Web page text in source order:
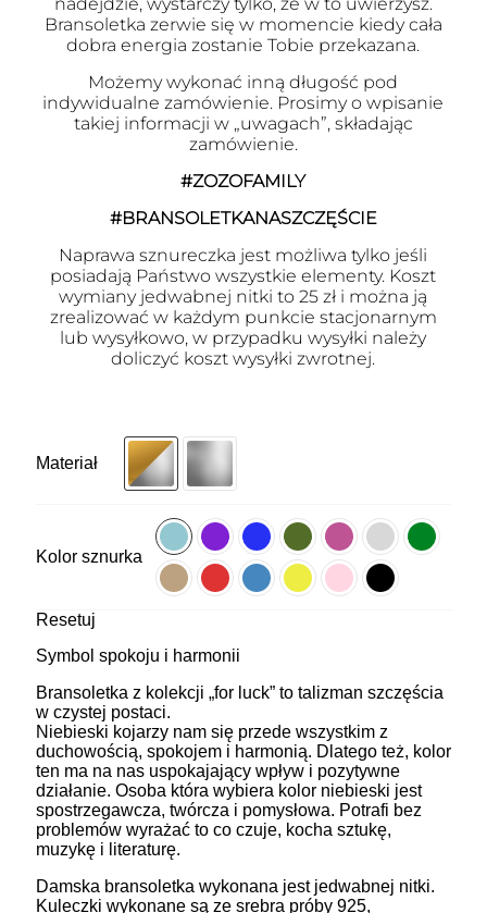
Bransoletka zerwie się w momencie kiedy cała
dobra energia zostanie Tobie przekazana.
Możemy wykonać inną długość pod
indywidualne zamówienie. Prosimy o wpisanie
takiej informacji w „uwagach”, składając
zamówienie.
#ZOZOFAMILY
#BRANSOLETKANASZCZĘŚCIE
Naprawa sznureczka jest możliwa tylko jeśli
posiadają Państwo wszystkie elementy. Koszt
wymiany jedwabnej nitki to 25 zł i można ją
zrealizować w każdym punkcie stacjonarnym
lub wysyłkowo, w przypadku wysyłki należy
doliczyć koszt wysyłki zwrotnej.
Materiał
Kolor sznurka
Resetuj
Symbol spokoju i harmonii
Bransoletka z kolekcji „for luck” to talizman szczęścia
w czystej postaci.
Niebieski kojarzy nam się przede wszystkim z
duchowością, spokojem i harmonią. Dlatego też, kolor
ten ma na nas uspokajający wpływ i pozytywne
działanie. Osoba która wybiera kolor niebieski jest
spostrzegawcza, twórcza i pomysłowa. Potrafi bez
problemów wyrażać to co czuje, kocha sztukę,
muzykę i literaturę.
Damska bransoletka wykonana jest jedwabnej nitki.
Kuleczki wykonane są ze srebra próby 925,